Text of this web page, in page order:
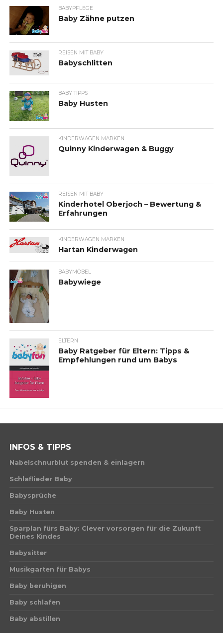
BABYPFLEGE
Baby Zähne putzen
REISEN MIT BABY
Babyschlitten
BABY TIPPS
Baby Husten
KINDERWAGEN MARKEN
Quinny Kinderwagen & Buggy
REISEN MIT BABY
Kinderhotel Oberjoch – Bewertung &
Erfahrungen
KINDERWAGEN MARKEN
Hartan Kinderwagen
BABYMÖBEL
Babywiege
ELTERN
Baby Ratgeber für Eltern: Tipps &
Empfehlungen rund um Babys
INFOS & TIPPS
Nabelschnurblut spenden & einlagern
Schlaflieder Baby
Babysprüche
Baby Husten
Sparplan fürs Baby: Clever vorsorgen für die Zukunft
Deines Kindes
Babysitter
Musikgarten für Babys
Baby beruhigen
Baby schlafen
Baby abstillen